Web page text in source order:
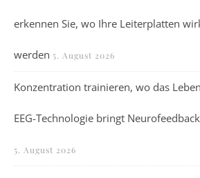
erkennen Sie, wo Ihre Leiterplatten
werden 5. August 2026
Konzentration trainieren, wo das
EEG-Technologie bringt
5. August 2026